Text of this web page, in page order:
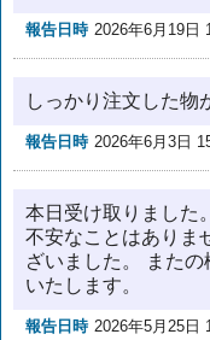
報告日時 2026年6月19日
しっかり注文した物
報告日時 2026年6月3日
本日受け取りました
不安なことはありま
ざいました。 また
いたします。
報告日時 2026年5月25日